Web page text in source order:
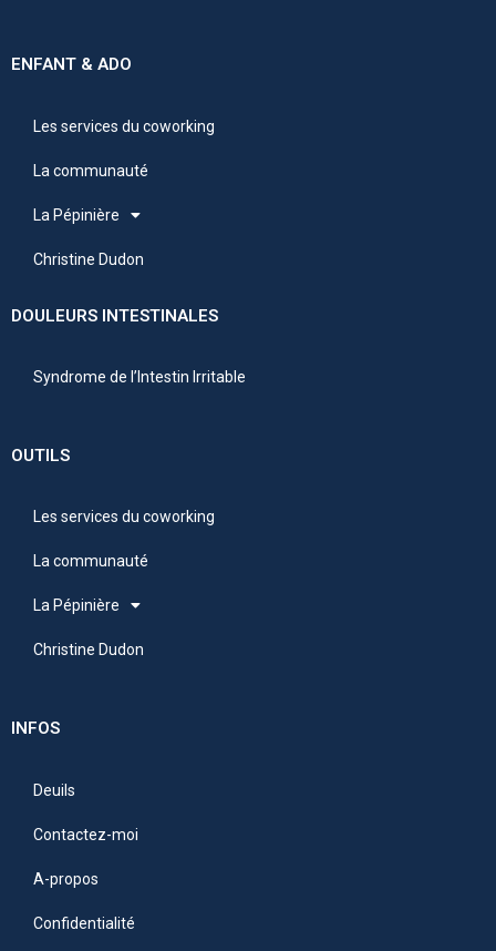
ENFANT & ADO
Les services du coworking
La communauté
La Pépinière
Christine Dudon
DOULEURS INTESTINALES
Syndrome de l’Intestin Irritable
OUTILS
Les services du coworking
La communauté
La Pépinière
Christine Dudon
INFOS
Deuils
Contactez-moi
A-propos
Confidentialité